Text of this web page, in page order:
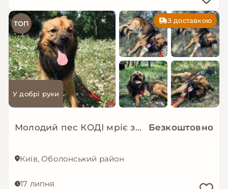
ТОП З доставкою
У добрі руки
Молодий пес КОДІ мріє знову стати домашнім! Безкоштовно
Київ, Оболонський район
17 липня